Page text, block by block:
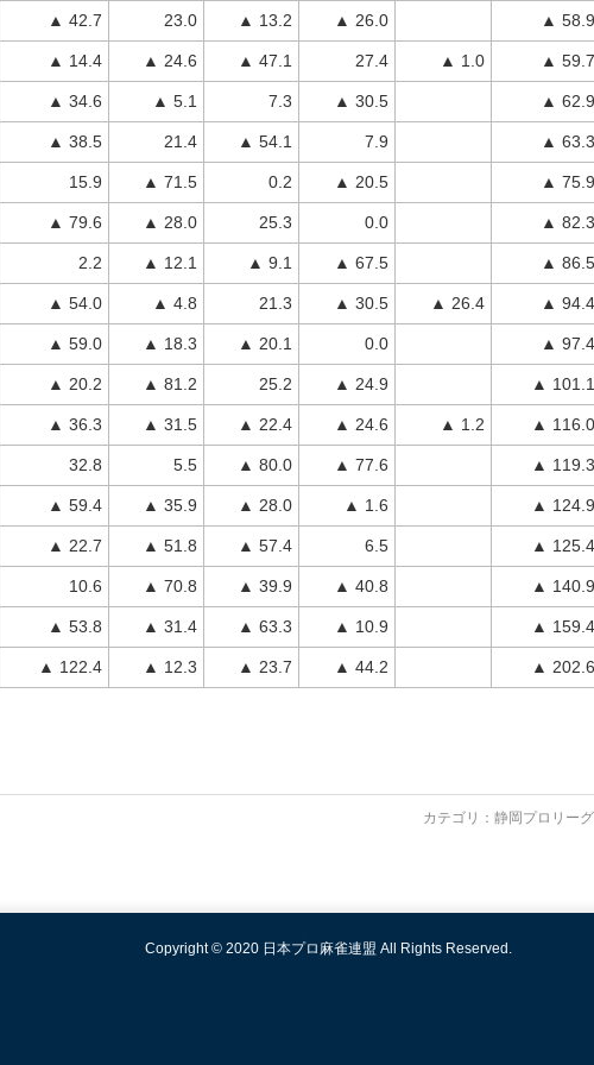
▲ 42.7 23.0 ▲ 13.2 ▲ 26.0 ▲ 58.9
▲ 14.4 ▲ 24.6 ▲ 47.1 27.4 ▲ 1.0 ▲ 59.7
▲ 34.6 ▲ 5.1 7.3 ▲ 30.5 ▲ 62.9
▲ 38.5 21.4 ▲ 54.1 7.9 ▲ 63.3
15.9 ▲ 71.5 0.2 ▲ 20.5 ▲ 75.9
▲ 79.6 ▲ 28.0 25.3 0.0 ▲ 82.3
2.2 ▲ 12.1 ▲ 9.1 ▲ 67.5 ▲ 86.5
▲ 54.0 ▲ 4.8 21.3 ▲ 30.5 ▲ 26.4 ▲ 94.4
▲ 59.0 ▲ 18.3 ▲ 20.1 0.0 ▲ 97.4
▲ 20.2 ▲ 81.2 25.2 ▲ 24.9 ▲ 101.1
▲ 36.3 ▲ 31.5 ▲ 22.4 ▲ 24.6 ▲ 1.2 ▲ 116.0
32.8 5.5 ▲ 80.0 ▲ 77.6 ▲ 119.3
▲ 59.4 ▲ 35.9 ▲ 28.0 ▲ 1.6 ▲ 124.9
▲ 22.7 ▲ 51.8 ▲ 57.4 6.5 ▲ 125.4
10.6 ▲ 70.8 ▲ 39.9 ▲ 40.8 ▲ 140.9
▲ 53.8 ▲ 31.4 ▲ 63.3 ▲ 10.9 ▲ 159.4
▲ 122.4 ▲ 12.3 ▲ 23.7 ▲ 44.2 ▲ 202.6
カテゴリ： 静岡プロリー
Copyright © 2020 日本プロ麻雀連盟 All Rights Reserved.